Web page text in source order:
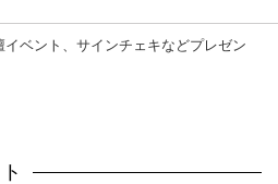
イベント、サインチェキなどプレゼン